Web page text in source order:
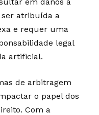
atribuída a
e requer uma
legal
artificial.
de arbitragem
o papel dos
Com a